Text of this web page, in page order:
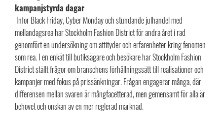
kampanjstyrda dagar
Inför Black Friday, Cyber Monday och stundande julhandel med
mellandagsrea har Stockholm Fashion District för andra året i rad
genomfört en undersökning om attityder och erfarenheter kring fenomen
som rea. I en enkät till butiksägare och besökare har Stockholm Fashion
District ställt frågor om branschens förhållningssätt till realisationer och
kampanjer med fokus på prissänkningar. Frågan engagerar många, där
differensen mellan svaren är mångfacetterad, men gemensamt för alla är
behovet och önskan av en mer reglerad marknad.